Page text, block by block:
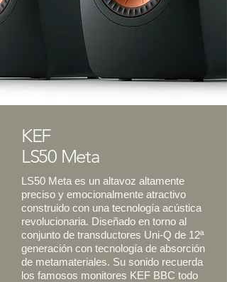
LS50 Meta es un altavoz altamente
preciso y emocionalmente atractivo
construido con una tecnología acústica
revolucionaria. Diseñado en torno al
conjunto de transductores Uni-Q de 12ª
generación con tecnología de absorción
de metamateriales. Su sonido recuerda
los famosos monitores KEF BBC todo
KEF
LS50 Meta